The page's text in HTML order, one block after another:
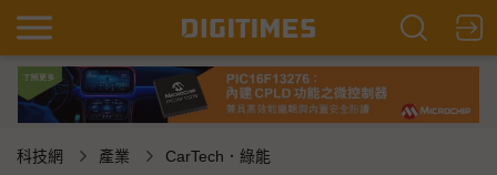
科技網 產業 CarTech．綠能